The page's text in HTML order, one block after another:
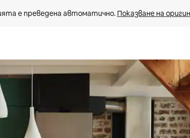
е преведена автоматично. Показване на